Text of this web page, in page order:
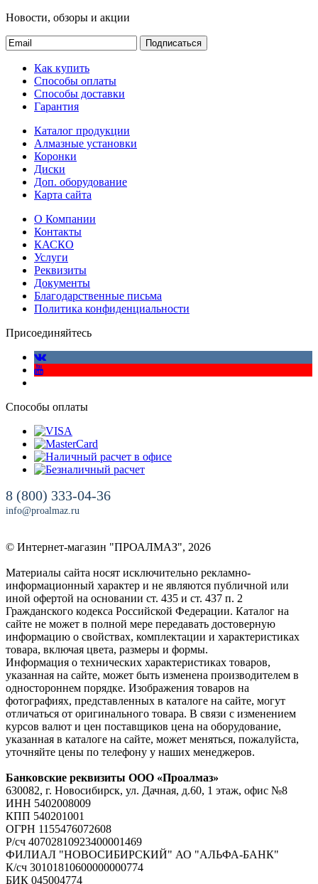
Новости, обзоры и акции
Подписаться
Как купить
Способы оплаты
Способы доставки
Гарантия
Каталог продукции
Алмазные установки
Коронки
Диски
Доп. оборудование
Карта сайта
О Компании
Контакты
КАСКО
Услуги
Реквизиты
Документы
Благодарственные письма
Политика конфиденциальности
Присоединяйтесь
Способы оплаты
8 (800) 333-04-36
info@proalmaz.ru
© Интернет-магазин "ПРОАЛМАЗ", 2026
Материалы сайта носят исключительно рекламно-
информационный характер и не являются публичной или
иной офертой на основании ст. 435 и ст. 437 п. 2
Гражданского кодекса Российской Федерации. Каталог на
сайте не может в полной мере передавать достоверную
информацию о свойствах, комплектации и характеристиках
товара, включая цвета, размеры и формы.
Информация о технических характеристиках товаров,
указанная на сайте, может быть изменена производителем в
одностороннем порядке. Изображения товаров на
фотографиях, представленных в каталоге на сайте, могут
отличаться от оригинального товара. В связи с изменением
курсов валют и цен поставщиков цена на оборудование,
указанная в каталоге на сайте, может меняться, пожалуйста,
уточняйте цены по телефону у наших менеджеров.
Банковские реквизиты ООО «Проалмаз»
630082, г. Новосибирск, ул. Дачная, д.60, 1 этаж, офис №8
ИНН 5402008009
КПП 540201001
ОГРН 1155476072608
Р/сч 40702810923400001469
ФИЛИАЛ "НОВОСИБИРСКИЙ" АО "АЛЬФА-БАНК"
К/сч 30101810600000000774
БИК 045004774